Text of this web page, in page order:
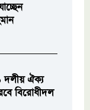
দলীয় ঐক্য
বিরোধীদল